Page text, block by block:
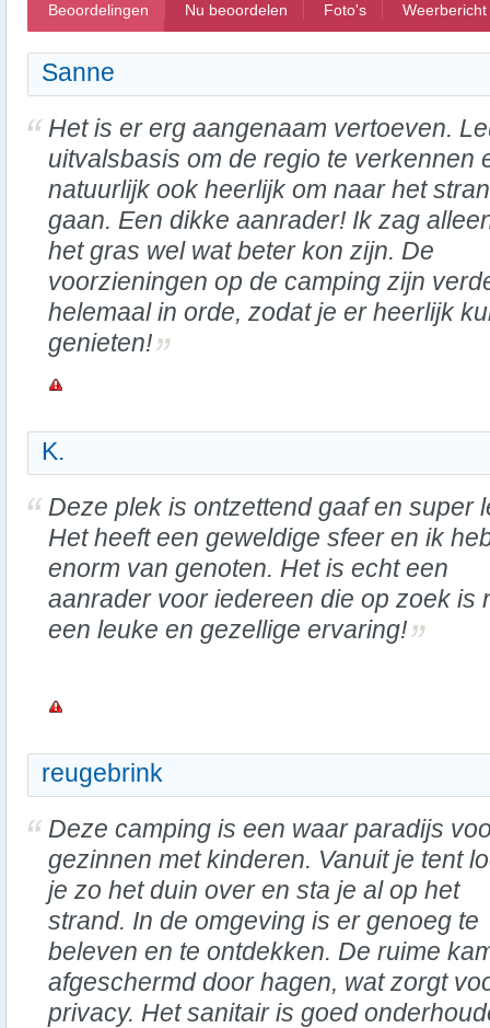
Beoordelingen Nu beoordelen Foto's Weerbericht
Sanne
Het is er erg aangenaam vertoeven.
uitvalsbasis om de regio te verkennen
natuurlijk ook heerlijk om naar het
gaan. Een dikke aanrader! Ik zag
het gras wel wat beter kon zijn. De
voorzieningen op de camping zijn
helemaal in orde, zodat je er heerlijk
genieten!
K.
Deze plek is ontzettend gaaf en super
Het heeft een geweldige sfeer en ik
enorm van genoten. Het is echt een
aanrader voor iedereen die op zoek is
een leuke en gezellige ervaring!
reugebrink
Deze camping is een waar paradijs
gezinnen met kinderen. Vanuit je tent
je zo het duin over en sta je al op het
strand. In de omgeving is er genoeg te
beleven en te ontdekken. De ruime
afgeschermd door hagen, wat zorgt
privacy. Het sanitair is goed